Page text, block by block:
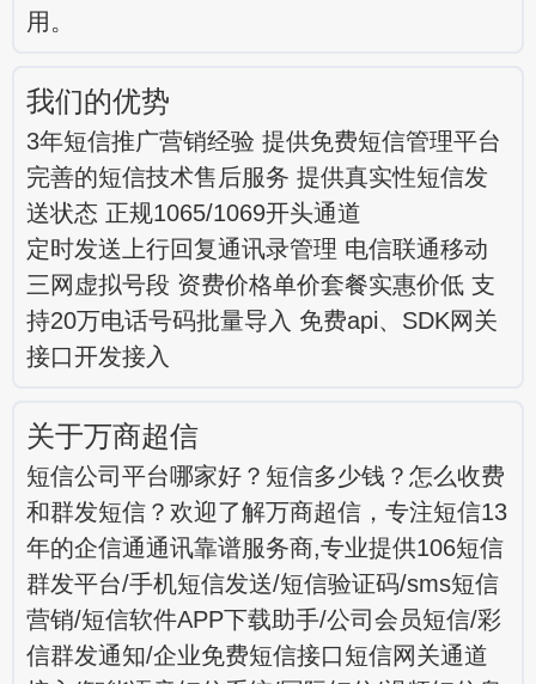
用。
我们的优势
3年短信推广营销经验 提供免费短信管理平台
完善的短信技术售后服务 提供真实性短信发
送状态 正规1065/1069开头通道
定时发送上行回复通讯录管理 电信联通移动
三网虚拟号段 资费价格单价套餐实惠价低 支
持20万电话号码批量导入 免费api、SDK网关
接口开发接入
关于万商超信
短信公司平台哪家好？短信多少钱？怎么收费
和群发短信？欢迎了解万商超信，专注短信13
年的企信通通讯靠谱服务商,专业提供106短信
群发平台/手机短信发送/短信验证码/sms短信
营销/短信软件APP下载助手/公司会员短信/彩
信群发通知/企业免费短信接口短信网关通道